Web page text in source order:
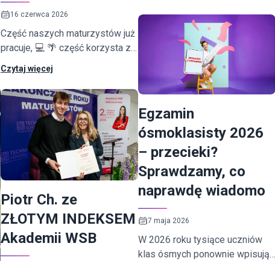
16 czerwca 2026
Część naszych maturzystów już
pracuje, 💻 🌴 część korzysta z
zasłużonego odpoczynku, a
jeszcze inni są z nami właśnie
na rejsie żeglarskim! ⛵
Czytaj więcej
Piotr Ch. ze
ZŁOTYM INDEKSEM
Akademii WSB
Egzamin
ósmoklasisty 2026
– przecieki?
Sprawdzamy, co
naprawdę wiadomo
7 maja 2026
W 2026 roku tysiące uczniów
klas ósmych ponownie wpisują